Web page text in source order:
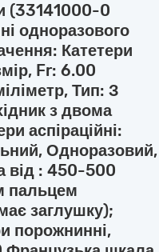
(33141000-0
одноразового
Катетери
Fr: 6.00
Тип: З
з двома
аспіраційні:
Одноразовий,
від : 450-500
пальцем
заглушку);
порожнинні,